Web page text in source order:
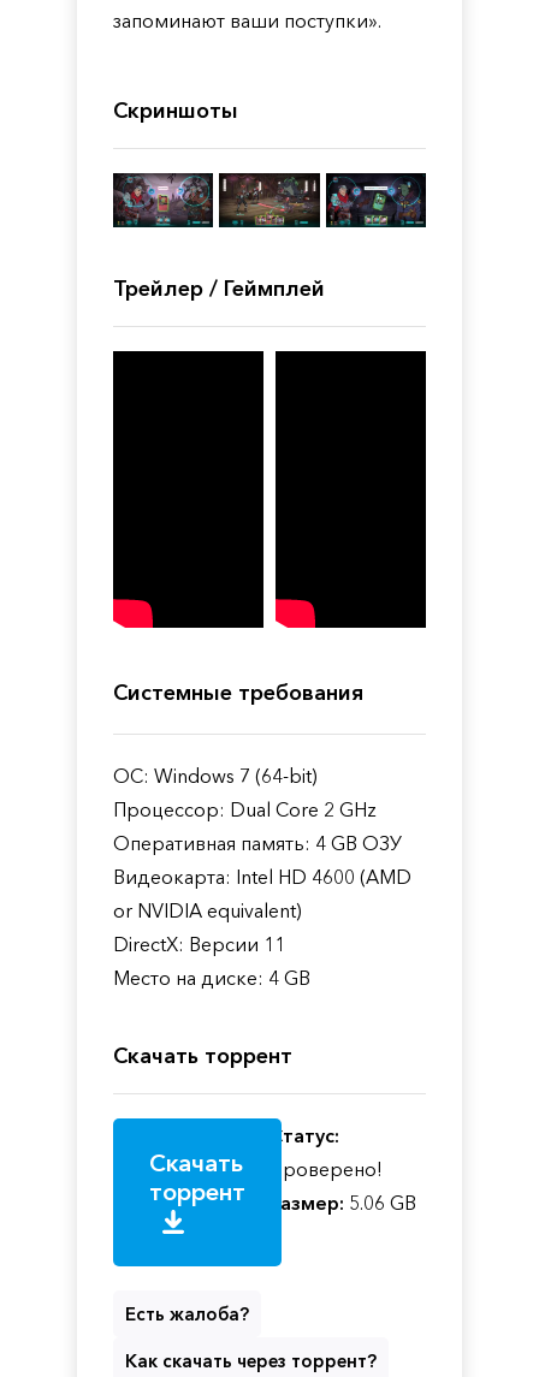
запоминают ваши поступки».
Скриншоты
Трейлер / Геймплей
Системные требования
ОС: Windows 7 (64-bit)
Процессор: Dual Core 2 GHz
Оперативная память: 4 GB ОЗУ
Видеокарта: Intel HD 4600 (AMD
or NVIDIA equivalent)
DirectX: Версии 11
Место на диске: 4 GB
Скачать торрент
Скачать
торрент
Статус:
Проверено!
Размер: 5.06 GB
Есть жалоба?
Как скачать через торрент?